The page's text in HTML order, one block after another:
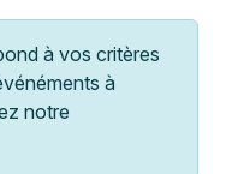
à vos critères
à
notre
end Autre